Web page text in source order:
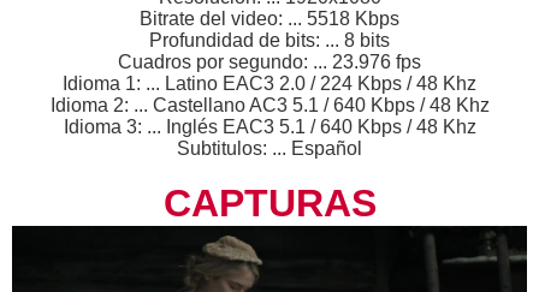
Bitrate del video: ... 5518 Kbps
Profundidad de bits: ... 8 bits
Cuadros por segundo: ... 23.976 fps
Idioma 1: ... Latino EAC3 2.0 / 224 Kbps / 48 Khz
Idioma 2: ... Castellano AC3 5.1 / 640 Kbps / 48 Khz
Idioma 3: ... Inglés EAC3 5.1 / 640 Kbps / 48 Khz
Subtitulos: ... Español
CAPTURAS